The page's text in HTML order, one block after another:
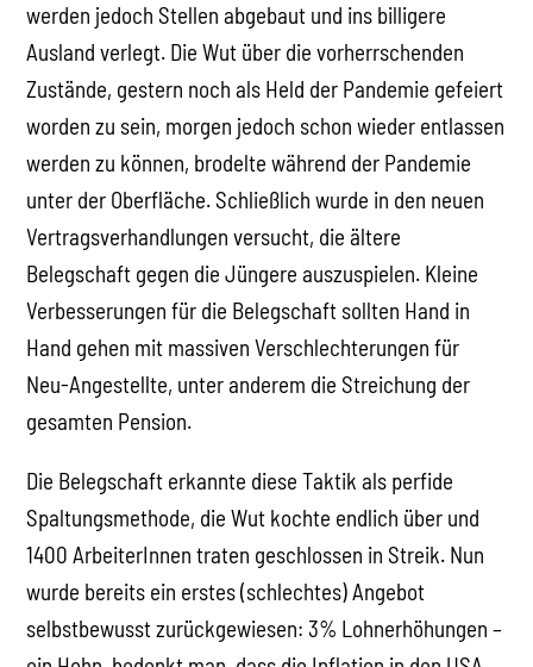
werden jedoch Stellen abgebaut und ins billigere
Ausland verlegt. Die Wut über die vorherrschenden
Zustände, gestern noch als Held der Pandemie gefeiert
worden zu sein, morgen jedoch schon wieder entlassen
werden zu können, brodelte während der Pandemie
unter der Oberfläche. Schließlich wurde in den neuen
Vertragsverhandlungen versucht, die ältere
Belegschaft gegen die Jüngere auszuspielen. Kleine
Verbesserungen für die Belegschaft sollten Hand in
Hand gehen mit massiven Verschlechterungen für
Neu-Angestellte, unter anderem die Streichung der
gesamten Pension.
Die Belegschaft erkannte diese Taktik als perfide
Spaltungsmethode, die Wut kochte endlich über und
1400 ArbeiterInnen traten geschlossen in Streik. Nun
wurde bereits ein erstes (schlechtes) Angebot
selbstbewusst zurückgewiesen: 3% Lohnerhöhungen –